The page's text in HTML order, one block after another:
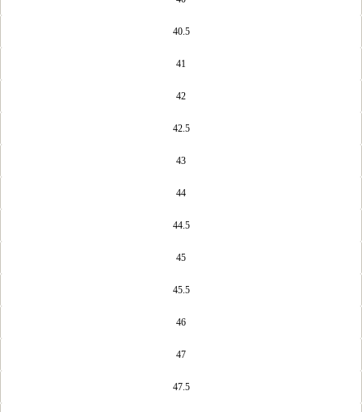
40.5
41
42
42.5
43
44
44.5
45
45.5
46
47
47.5